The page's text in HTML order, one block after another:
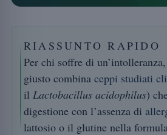
RIASSUNTO RAPIDO
Per chi soffre di
giusto combina ceppi studiati
il Lactobacillus acidophilus)
digestione con l’assenza di
lattosio o il glutine nella